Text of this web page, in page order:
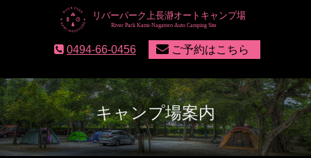
本
文
へ
ス
キ
ッ
リバーパーク上長瀞
0494-66-0456 ご予約はこちら
キャンプ場案内